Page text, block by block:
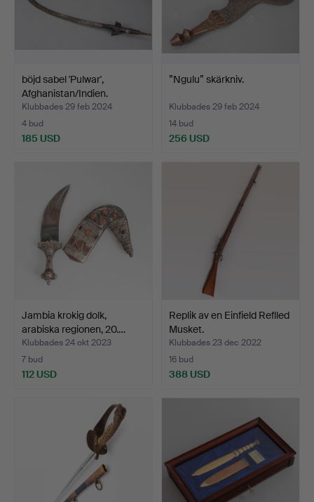
böjd sabel 'Pulwar',
Afghanistan/Indien.
Klubbades 29 feb 2024
4 bud
185 USD
”Ngulu” skärkniv.
Klubbades 29 feb 2024
14 bud
256 USD
Jambia krokig dolk,
arabiska regionen, 20.…
Klubbades 24 okt 2023
7 bud
112 USD
Replik av en Einfield Reflled
Musket.
Klubbades 23 dec 2022
16 bud
388 USD